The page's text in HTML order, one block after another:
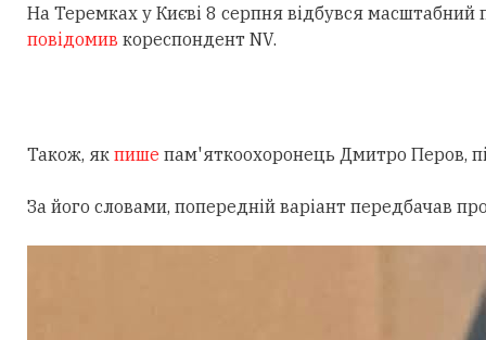
На Теремках у Києві 8 серпня відбувся масштабний
повідомив кореспондент NV.
Також, як пише пам'яткоохоронець Дмитро Перов,
За його словами, попередній варіант передбачав